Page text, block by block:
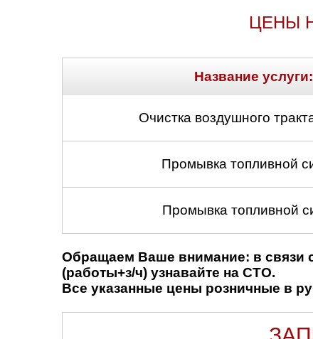
Мурманск
Одинцово
Оренбург
Пенза
ЦЕНЫ
Название
Очистка воздушного
Промывка топливной
Промывка топливной
Обращаем Ваше внимание: в связи
(работы+з/ч) узнавайте на СТО.
Все указанные цены розничные в